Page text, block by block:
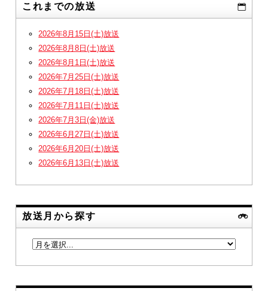
これまでの放送
2026年8月15日(土)放送
2026年8月8日(土)放送
2026年8月1日(土)放送
2026年7月25日(土)放送
2026年7月18日(土)放送
2026年7月11日(土)放送
2026年7月3日(金)放送
2026年6月27日(土)放送
2026年6月20日(土)放送
2026年6月13日(土)放送
放送月から探す